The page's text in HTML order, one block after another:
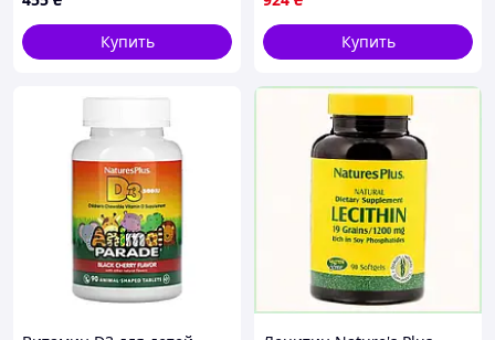
Купить
Сусталайф Biola 60табл.
Украина
Купить